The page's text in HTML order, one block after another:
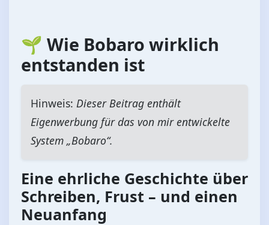
🌱 Wie Bobaro wirklich
entstanden ist
Hinweis: Dieser Beitrag enthält
Eigenwerbung für das von mir entwickelte
System „Bobaro“.
Eine ehrliche Geschichte über
Schreiben, Frust – und einen
Neuanfang